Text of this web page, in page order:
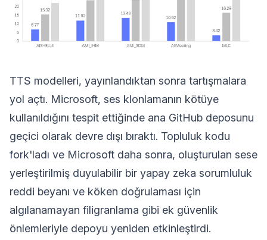
TTS modelleri, yayınlandıktan sonra tartışmalara
yol açtı. Microsoft, ses klonlamanın kötüye
kullanıldığını tespit ettiğinde ana GitHub deposunu
geçici olarak devre dışı bıraktı. Topluluk kodu
fork'ladı ve Microsoft daha sonra, oluşturulan sese
yerleştirilmiş duyulabilir bir yapay zeka sorumluluk
reddi beyanı ve köken doğrulaması için
algılanamayan filigranlama gibi ek güvenlik
önlemleriyle depoyu yeniden etkinleştirdi.